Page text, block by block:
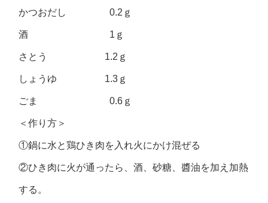
かつおだし 0.2ｇ
酒 1ｇ
さとう 1.2ｇ
しょうゆ 1.3ｇ
ごま 0.6ｇ
＜作り方＞
①鍋に水と鶏ひき肉を入れ火にかけ混ぜる
②ひき肉に火が通ったら、酒、砂糖、醬油を加え加熱
する。